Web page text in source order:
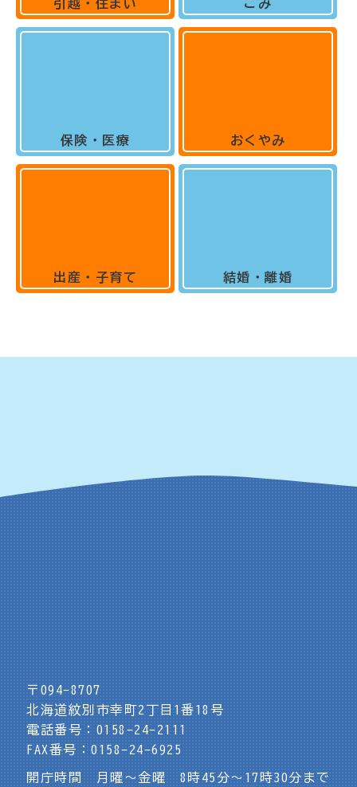
引越・住まい
保険・医療
出産・子育て
ごみ
おくやみ
結婚・離婚
〒094-8707
北海道紋別市幸町2丁目1番18号
電話番号：0158-24-2111
FAX番号：0158-24-6925
開庁時間 月曜～金曜 8時45分～17時30分まで